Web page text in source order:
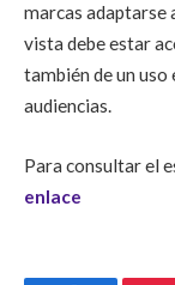
marcas adaptarse
vista debe estar
también de un uso
audiencias.
Para consultar el
enlace